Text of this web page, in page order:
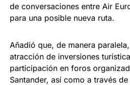
de conversaciones entre Air
para una posible nueva ruta.
Añadió que, de manera
atracción de inversiones
participación en foros
Santander, así como a través